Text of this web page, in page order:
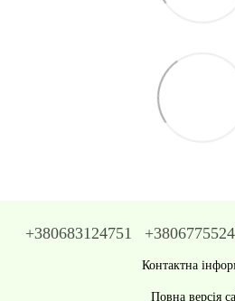
+380683124751
Контактна
Повна версія